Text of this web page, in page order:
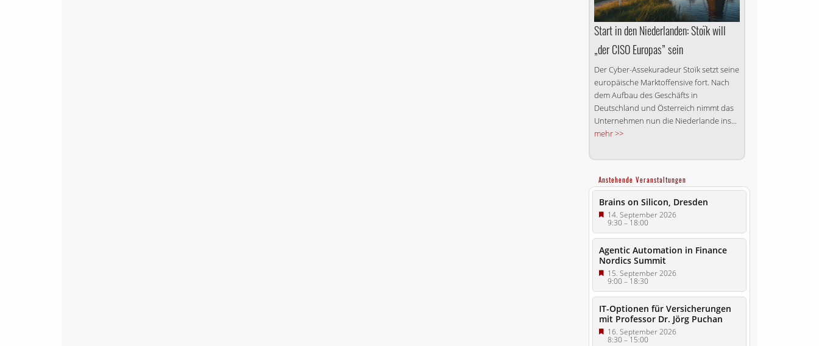
Start in den Niederlanden: Stoïk will
„der CISO Europas” sein
Der Cyber-Assekuradeur Stoïk setzt seine
europäische Marktoffensive fort. Nach
dem Aufbau des Geschäfts in
Deutschland und Österreich nimmt das
Unternehmen nun die Niederlande ins...
mehr >>
Anstehende Veranstaltungen
Brains on Silicon, Dresden
14. September 2026
9:30–18:00
Agentic Automation in Finance
Nordics Summit
15. September 2026
9:00–18:30
IT-Optionen für Versicherungen
mit Professor Dr. Jörg Puchan
16. September 2026
8:30–15:00